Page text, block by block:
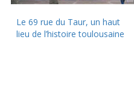
Le 69 rue du Taur, un haut
lieu de l’histoire toulousaine